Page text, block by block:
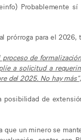
Probablemente
prórroga para el
proceso de
a solicitud a
del 2025. No hay más”
posibilidad de
un minero se